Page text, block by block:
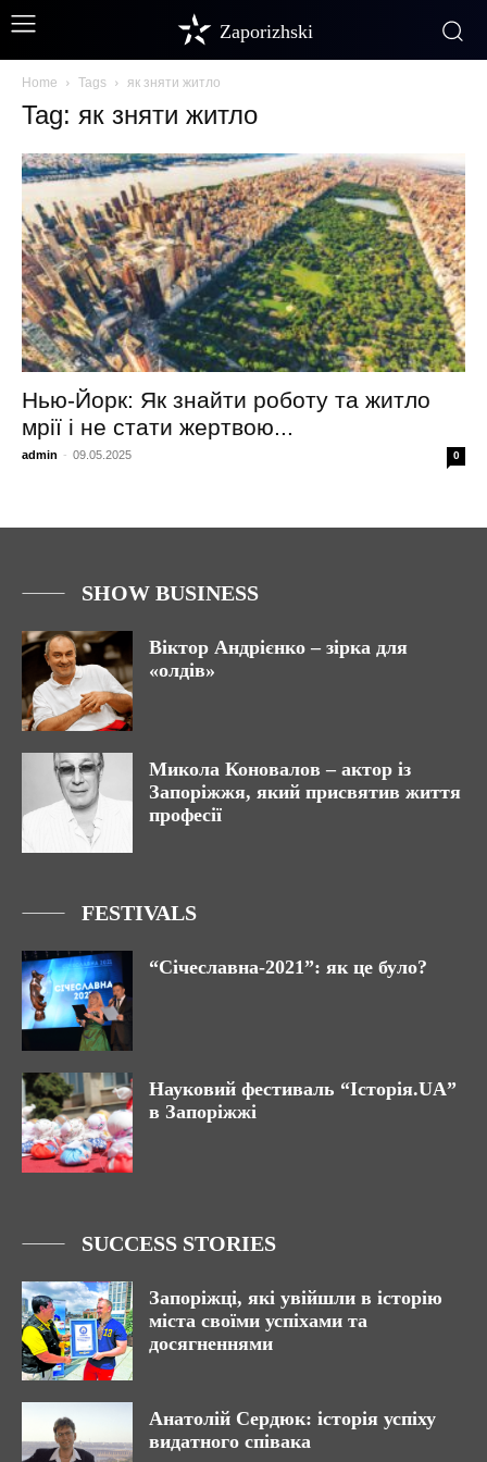
Zaporizhski
Home Tags як зняти житло
Tag: як зняти житло
Нью-Йорк: Як знайти роботу та житло
мрії і не стати жертвою...
admin - 09.05.2025 0
SHOW BUSINESS
Віктор Андрієнко – зірка для
«олдів»
Микола Коновалов – актор із
Запоріжжя, який присвятив життя
професії
FESTIVALS
“Січеславна-2021”: як це було?
Науковий фестиваль “Історія.UA”
в Запоріжжі
SUCCESS STORIES
Запоріжці, які увійшли в історію
міста своїми успіхами та
досягненнями
Анатолій Сердюк: історія успіху
видатного співака